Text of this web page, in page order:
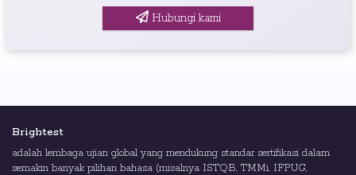
Hubungi kami
Brightest
adalah lembaga ujian global yang mendukung standar sertifikasi dalam
semakin banyak pilihan bahasa (misalnya ISTQB, TMMi, IFPUG,